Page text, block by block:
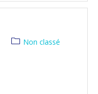
Non classé